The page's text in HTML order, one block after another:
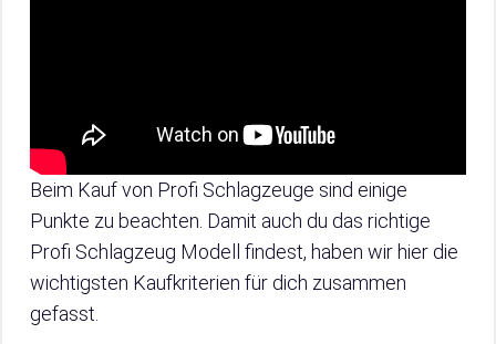
Beim Kauf von Profi Schlagzeuge sind einige
Punkte zu beachten. Damit auch du das richtige
Profi Schlagzeug Modell findest, haben wir hier die
wichtigsten Kaufkriterien für dich zusammen
gefasst.